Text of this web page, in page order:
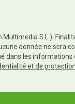
S.L.).
donnée ne sera
dans les
et de